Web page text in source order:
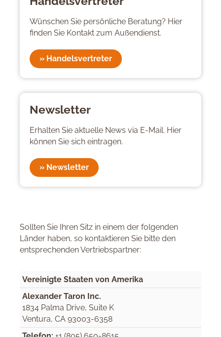
Wünschen Sie persönliche Beratung? Hier
finden Sie Kontakt zum Außendienst.
» Handelsvertreter
Newsletter
Erhalten Sie aktuelle News via E-Mail. Hier
können Sie sich eintragen.
» Newsletter
Sollten Sie Ihren Sitz in einem der folgenden
Länder haben, so kontaktieren Sie bitte den
entsprechenden Vertriebspartner:
Vereinigte Staaten von Amerika
Alexander Taron Inc.
1834 Palma Drive, Suite K
Ventura, CA 93003-6358